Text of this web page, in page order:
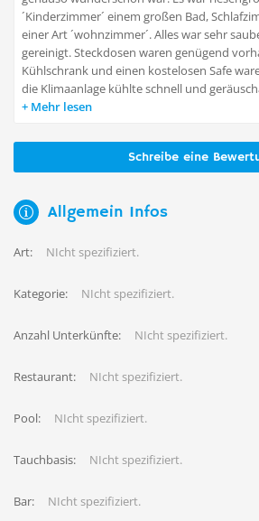
´Kinderzimmer´ einem großen Bad,
einer Art ´wohnzimmer´. Alles war sehr
gereinigt. Steckdosen waren genügend
Kühlschrank und einen kostelosen Safe
die Klimaanlage kühlte schnell und
Mehr lesen
Schreibe eine
Allgemein Infos
Art: NIcht spezifiziert.
Kategorie: NIcht spezifiziert.
Anzahl Unterkünfte: NIcht spezifiziert.
Restaurant: NIcht spezifiziert.
Pool: NIcht spezifiziert.
Tauchbasis: NIcht spezifiziert.
Bar: NIcht spezifiziert.